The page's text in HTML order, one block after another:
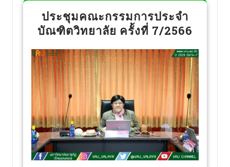
ประชุมคณะกรรมการประจำ
บัณฑิตวิทยาลัย ครั้งที่ 7/2566